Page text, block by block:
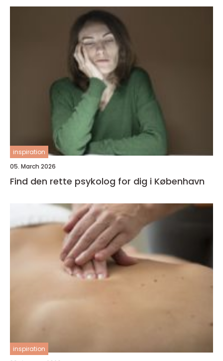
inspiration
05. March 2026
Find den rette psykolog for dig i København
inspiration